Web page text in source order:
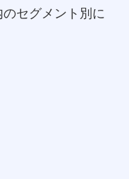
セグメント別に